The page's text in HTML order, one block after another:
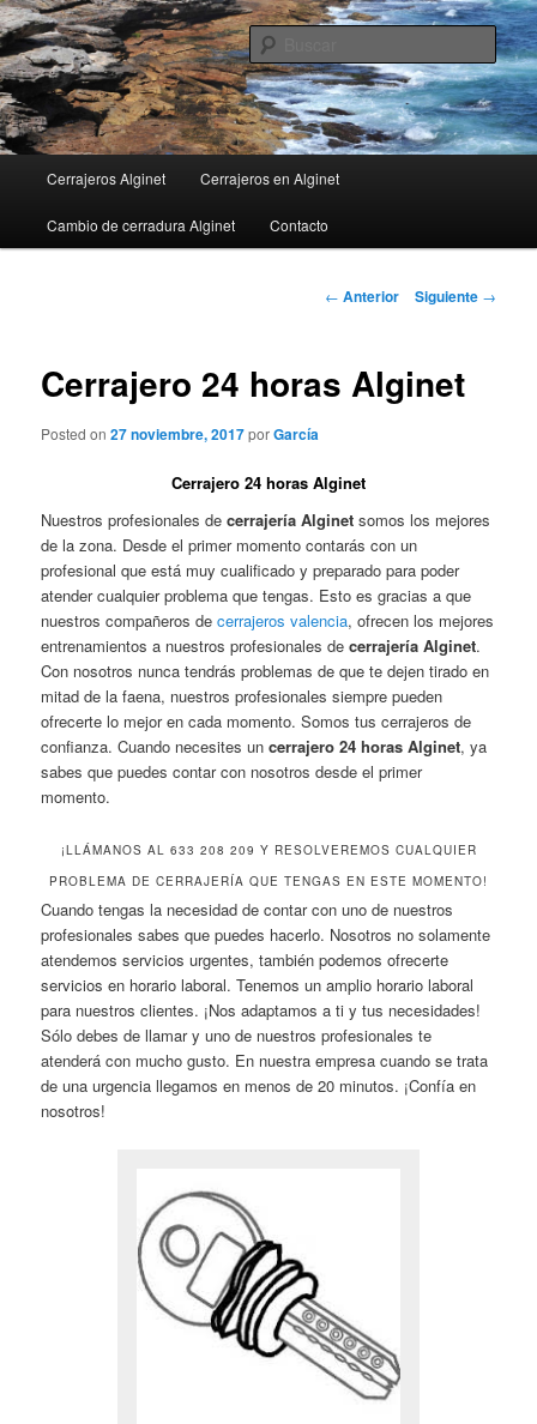
Ir
al
contenido
principal
principal
Cerrajeros Alginet Cerrajeros en Alginet
Cambio de cerradura Alginet Contacto
Navegación
← Anterior Siguiente →
Cerrajero 24 horas Alginet
Posted on27 noviembre, 2017porGarcía
Cerrajero 24 horas Alginet
Nuestros profesionales decerrajería Alginet somos los mejores
de la zona. Desde el primer momento contarás con un
profesional que está muy cualificado y preparado para poder
atender cualquier problema que tengas. Esto es gracias a que
nuestros compañeros decerrajeros valencia, ofrecen los mejores
entrenamientos a nuestros profesionales decerrajería Alginet.
Con nosotros nunca tendrás problemas de que te dejen tirado en
mitad de la faena, nuestros profesionales siempre pueden
ofrecerte lo mejor en cada momento. Somos tus cerrajeros de
confianza. Cuando necesites uncerrajero 24 horas Alginet, ya
sabes que puedes contar con nosotros desde el primer
momento.
¡LLÁMANOS AL 633 208 209 Y RESOLVEREMOS CUALQUIER
PROBLEMA DE CERRAJERÍA QUE TENGAS EN ESTE MOMENTO!
Cuando tengas la necesidad de contar con uno de nuestros
profesionales sabes que puedes hacerlo. Nosotros no solamente
atendemos servicios urgentes, también podemos ofrecerte
servicios en horario laboral. Tenemos un amplio horario laboral
para nuestros clientes. ¡Nos adaptamos a ti y tus necesidades!
Sólo debes de llamar y uno de nuestros profesionales te
atenderá con mucho gusto. En nuestra empresa cuando se trata
de una urgencia llegamos en menos de 20 minutos. ¡Confía en
nosotros!